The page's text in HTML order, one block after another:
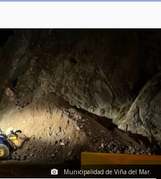
Municipalidad de Viña del Mar.